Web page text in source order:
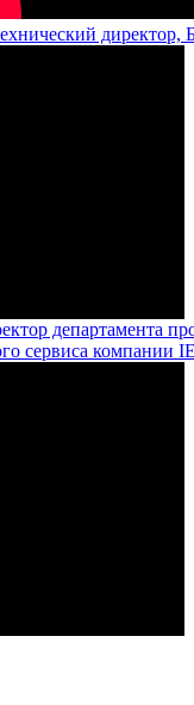
департамента
сервиса компании